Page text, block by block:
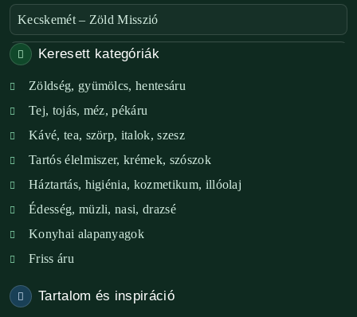
Kecskemét – Zöld Misszió
Székesfehérvár – Zöld Sarok
Verőce – Miegymás
XI. ker. – Lemérem
XIX. ker. – Boldog Föld
XVIII. ker. – Eni Mag-ház
XXIII. ker. – Panelpék
Keresett kategóriák
Zöldség, gyümölcs, hentesáru
Tej, tojás, méz, pékáru
Kávé, tea, szörp, italok, szesz
Tartós élelmiszer, krémek, szószok
Háztartás, higiénia, kozmetikum, illóolaj
Édesség, müzli, nasi, drazsé
Konyhai alapanyagok
Friss áru
Tartalom és inspiráció